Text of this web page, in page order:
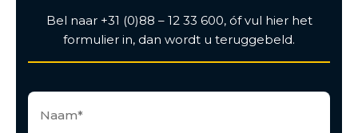
Bel naar +31 (0)88 – 12 33 600, óf vul hier het
formulier in, dan wordt u teruggebeld.